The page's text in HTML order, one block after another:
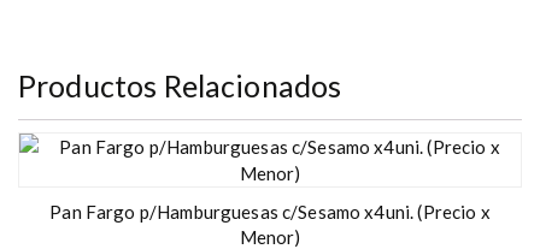
Productos Relacionados
Pan Fargo p/Hamburguesas c/Sesamo x4uni. (Precio x
Menor)